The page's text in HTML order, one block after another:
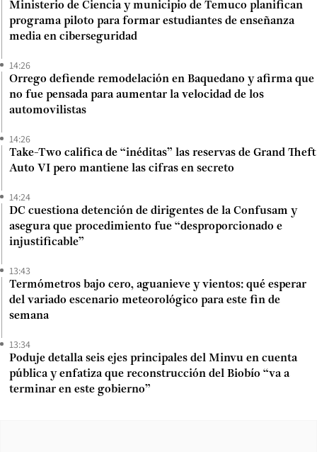
Ministerio de Ciencia y municipio de Temuco planifican
programa piloto para formar estudiantes de enseñanza
media en ciberseguridad
14:26
Orrego defiende remodelación en Baquedano y afirma que
no fue pensada para aumentar la velocidad de los
automovilistas
14:26
Take-Two califica de “inéditas” las reservas de Grand Theft
Auto VI pero mantiene las cifras en secreto
14:24
DC cuestiona detención de dirigentes de la Confusam y
asegura que procedimiento fue “desproporcionado e
injustificable”
13:43
Termómetros bajo cero, aguanieve y vientos: qué esperar
del variado escenario meteorológico para este fin de
semana
13:34
Poduje detalla seis ejes principales del Minvu en cuenta
pública y enfatiza que reconstrucción del Biobío “va a
terminar en este gobierno”